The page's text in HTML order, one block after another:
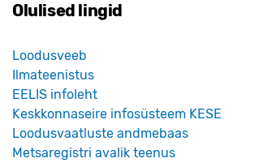
Olulised lingid
Loodusveeb
Ilmateenistus
EELIS infoleht
Keskkonnaseire infosüsteem KESE
Loodusvaatluste andmebaas
Metsaregistri avalik teenus